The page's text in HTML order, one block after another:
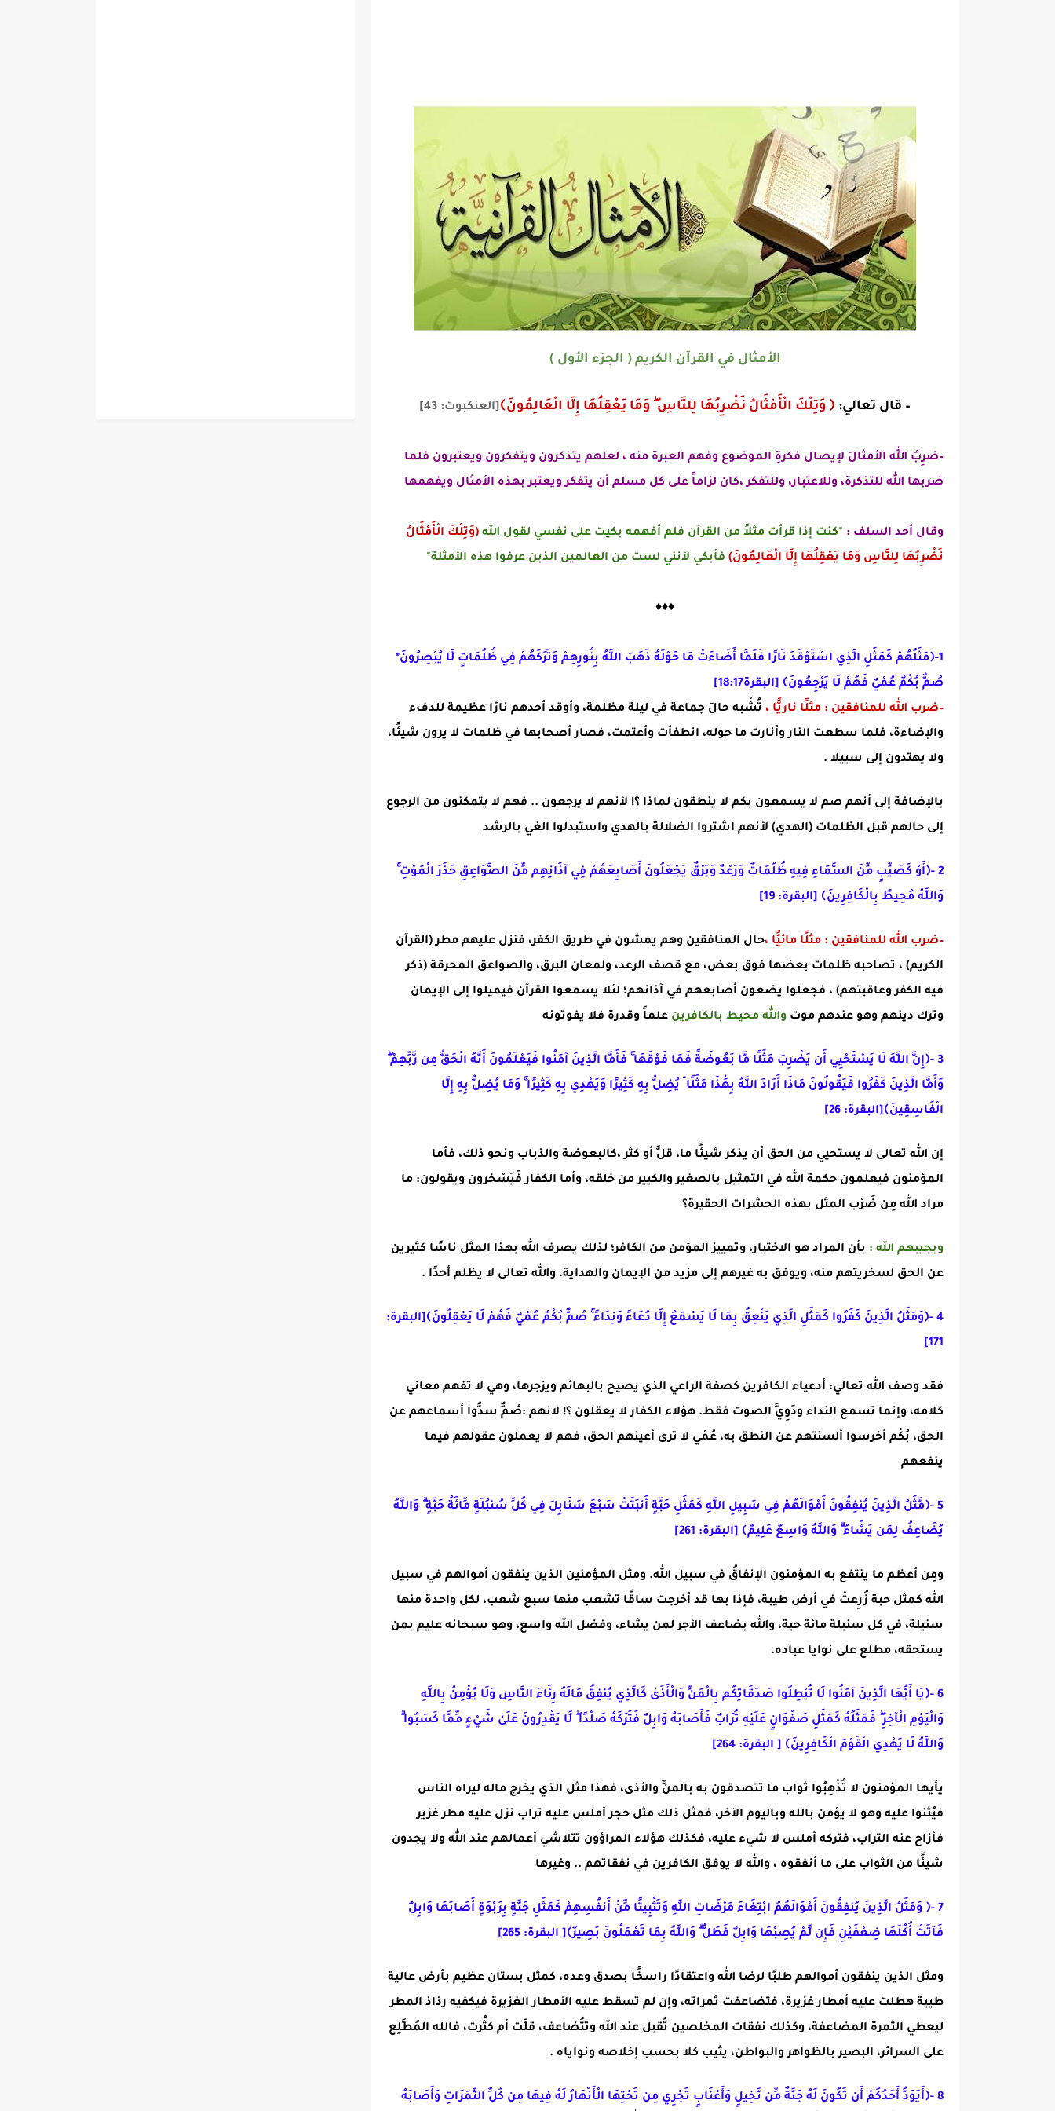
الأمثال في القرآن الكريم ( الجزء الأول )
– قال تعالي: ﴿ وَتِلْكَ الْأَمْثَالُ نَضْرِبُهَا لِلنَّاسِ ۖ وَمَا يَعْقِلُهَا إِلَّا الْعَالِمُونَ﴾ [العنكبوت:
43
]
–ضرِبُ الله الأمثالَ لإيصال فكرةِ الموضوع وفهم العبرة منه ، لعلهم يتذكرون ويتفكرون ويعتبرون فلما
ضربها الله للتذكرة، وللاعتبار، وللتفكر ،كان لزاماً على كل مسلم أن يتفكر ويعتبر بهذه الأمثال ويفهمها
وقال أحد السلف : "كنت إذا قرأت مثلاً من القرآن فلم أفهمه بكيت على نفسي لقول الله (وَتِلْكَ الْأَمْثَالُ
نَضْرِبُهَا لِلنَّاسِ وَمَا يَعْقِلُهَا إِلَّا الْعَالِمُونَ) فأبكي لأنني لست من العالمين الذين عرفوا هذه الأمثلة"
♦
♦
♦
1
-﴿مَثَلُهُمْ كَمَثَلِ الَّذِي اسْتَوْقَدَ نَارًا فَلَمَّا أَضَاءَتْ مَا حَوْلَهُ ذَهَبَ اللَّهُ بِنُورِهِمْ وَتَرَكَهُمْ فِي ظُلُمَاتٍ لَّا يُبْصِرُونَ*
صُمٌّ بُكْمٌ عُمْيٌ فَهُمْ لَا يَرْجِعُونَ﴾ [البقرة18:17]
–ضرب الله للمنافقين : مثلًا ناريًّا ، تُشْبه حالَ جماعة في ليلة مظلمة، وأوقد أحدهم نارًا عظيمة للدفء
والإضاءة، فلما سطعت النار وأنارت ما حوله، انطفأت وأعتمت، فصار أصحابها في ظلمات لا يرون شيئًا،
ولا يهتدون إلى سبيلا .
بالإضافة إلى أنهم صم لا يسمعون بكم لا ينطقون لماذا ؟! لأنهم لا يرجعون .. فهم لا يتمكنون من الرجوع
إلى حالهم قبل الظلمات (الهدي) لأنهم اشتروا الضلالة بالهدي واستبدلوا الغي بالرشد
2
-﴿أَوْ كَصَيِّبٍ مِّنَ السَّمَاءِ فِيهِ ظُلُمَاتٌ وَرَعْدٌ وَبَرْقٌ يَجْعَلُونَ أَصَابِعَهُمْ فِي آذَانِهِم مِّنَ الصَّوَاعِقِ حَذَرَ الْمَوْتِ ۚ
وَاللَّهُ مُحِيطٌ بِالْكَافِرِينَ﴾ [البقرة: 19]
–ضرب الله للمنافقين : مثلًا مائيًّا ،حال المنافقين وهم يمشون في طريق الكفر، فنزل عليهم مطر (القرآن
الكريم) ، تصاحبه ظلمات بعضها فوق بعض، مع قصف الرعد، ولمعان البرق، والصواعق المحرقة (ذكر
فيه الكفر وعاقبتهم) ، فجعلوا يضعون أصابعهم في آذانهم؛ لئلا يسمعوا القرآن فيميلوا إلى الإيمان
وترك دينهم وهو عندهم موت والله محيط بالكافرين علماً وقدرة فلا يفوتونه
3
-﴿إِنَّ اللَّهَ لَا يَسْتَحْيِي أَن يَضْرِبَ مَثَلًا مَّا بَعُوضَةً فَمَا فَوْقَهَا ۚ فَأَمَّا الَّذِينَ آمَنُوا فَيَعْلَمُونَ أَنَّهُ الْحَقُّ مِن رَّبِّهِمْ ۖ
وَأَمَّا الَّذِينَ كَفَرُوا فَيَقُولُونَ مَاذَا أَرَادَ اللَّهُ بِهَٰذَا مَثَلًا ۘ يُضِلُّ بِهِ كَثِيرًا وَيَهْدِي بِهِ كَثِيرًا ۚ وَمَا يُضِلُّ بِهِ إِلَّا
الْفَاسِقِينَ﴾ [البقرة: 26]
إن الله تعالى لا يستحيي من الحق أن يذكر شيئًا ما، قلَّ أو كثر ،كالبعوضة والذباب ونحو ذلك، فأما
المؤمنون فيعلمون حكمة الله في التمثيل بالصغير والكبير من خلقه، وأما الكفار فَيَسْخرون ويقولون: ما
مراد الله مِن ضَرْب المثل بهذه الحشرات الحقيرة؟
ويجيبهم الله : بأن المراد هو الاختبار، وتمييز المؤمن من الكافر؛ لذلك يصرف الله بهذا المثل ناسًا كثيرين
عن الحق لسخريتهم منه، ويوفق به غيرهم إلى مزيد من الإيمان والهداية. والله تعالى لا يظلم أحدًا .
4
-﴿وَمَثَلُ الَّذِينَ كَفَرُوا كَمَثَلِ الَّذِي يَنْعِقُ بِمَا لَا يَسْمَعُ إِلَّا دُعَاءً وَنِدَاءً ۚ صُمٌّ بُكْمٌ عُمْيٌ فَهُمْ لَا يَعْقِلُونَ﴾ [البقرة:
171]
فقد وصف الله تعالي: أدعياء الكافرين كصفة الراعي الذي يصيح بالبهائم ويزجرها، وهي لا تفهم معاني
كلامه، وإنما تسمع النداء ودَوِيَّ الصوت فقط. هؤلاء الكفار لا يعقلون ؟! لانهم :صُمٌّ سدُّوا أسماعهم عن
الحق، بُكْم أخرسوا ألسنتهم عن النطق به، عُمْي لا ترى أعينهم الحق، فهم لا يعملون عقولهم فيما
ينفعهم
5
-﴿مَّثَلُ الَّذِينَ يُنفِقُونَ أَمْوَالَهُمْ فِي سَبِيلِ اللَّهِ كَمَثَلِ حَبَّةٍ أَنبَتَتْ سَبْعَ سَنَابِلَ فِي كُلِّ سُنبُلَةٍ مِّائَةُ حَبَّةٍ ۗ وَاللَّهُ
يُضَاعِفُ لِمَن يَشَاءُ ۗ وَاللَّهُ وَاسِعٌ عَلِيمٌ﴾ [البقرة: 261]
ومِن أعظم ما ينتفع به المؤمنون الإنفاقُ في سبيل الله. ومثل المؤمنين الذين ينفقون أموالهم في سبيل
الله كمثل حبة زُرِعتْ في أرض طيبة، فإذا بها قد أخرجت ساقًا تشعب منها سبع شعب، لكل واحدة منها
سنبلة، في كل سنبلة مائة حبة، والله يضاعف الأجر لمن يشاء، وفضل الله واسع، وهو سبحانه عليم بمن
يستحقه، مطلع على نوايا عباده.
6
-﴿يَا أَيُّهَا الَّذِينَ آمَنُوا لَا تُبْطِلُوا صَدَقَاتِكُم بِالْمَنِّ وَالْأَذَىٰ كَالَّذِي يُنفِقُ مَالَهُ رِئَاءَ النَّاسِ وَلَا يُؤْمِنُ بِاللَّهِ
وَالْيَوْمِ الْآخِرِ ۖ فَمَثَلُهُ كَمَثَلِ صَفْوَانٍ عَلَيْهِ تُرَابٌ فَأَصَابَهُ وَابِلٌ فَتَرَكَهُ صَلْدًا ۖ لَّا يَقْدِرُونَ عَلَىٰ شَيْءٍ مِّمَّا كَسَبُوا ۗ
وَاللَّهُ لَا يَهْدِي الْقَوْمَ الْكَافِرِينَ﴾ [ البقرة: 264]
يأيها المؤمنون لا تُذْهِبُوا ثواب ما تتصدقون به بالمنِّ والأذى، فهذا مثل الذي يخرج ماله ليراه الناس
فيُثنوا عليه وهو لا يؤمن بالله وباليوم الآخر، فمثل ذلك مثل حجر أملس عليه تراب نزل عليه مطر غزير
فأزاح عنه التراب، فتركه أملس لا شيء عليه، فكذلك هؤلاء المراؤون تتلاشي أعمالهم عند الله ولا يجدون
شيئًا من الثواب على ما أنفقوه ، والله لا يوفق الكافرين في نفقاتهم .. وغيرها
7
-﴿ وَمَثَلُ الَّذِينَ يُنفِقُونَ أَمْوَالَهُمُ ابْتِغَاءَ مَرْضَاتِ اللَّهِ وَتَثْبِيتًا مِّنْ أَنفُسِهِمْ كَمَثَلِ جَنَّةٍ بِرَبْوَةٍ أَصَابَهَا وَابِلٌ
فَآتَتْ أُكُلَهَا ضِعْفَيْنِ فَإِن لَّمْ يُصِبْهَا وَابِلٌ فَطَلٌّ ۗ وَاللَّهُ بِمَا تَعْمَلُونَ بَصِيرٌ﴾ [ البقرة: 265]
ومثل الذين ينفقون أموالهم طلبًا لرضا الله واعتقادًا راسخًا بصدق وعده، كمثل بستان عظيم بأرض عالية
طيبة هطلت عليه أمطار غزيرة، فتضاعفت ثمراته، وإن لم تسقط عليه الأمطار الغزيرة فيكفيه رذاذ المطر
ليعطي الثمرة المضاعفة، وكذلك نفقات المخلصين تُقبل عند الله وتتُضاعف، قلَّت أم كثُرت، فالله المُطَّلِع
على السرائر، البصير بالظواهر والبواطن، يثيب كلا بحسب إخلاصه ونواياه .
8
-﴿أَيَوَدُّ أَحَدُكُمْ أَن تَكُونَ لَهُ جَنَّةٌ مِّن نَّخِيلٍ وَأَعْنَابٍ تَجْرِي مِن تَحْتِهَا الْأَنْهَارُ لَهُ فِيهَا مِن كُلِّ الثَّمَرَاتِ وَأَصَابَهُ